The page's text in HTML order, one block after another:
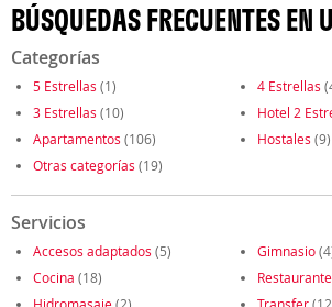
BÚSQUEDAS FRECUENTES EN
Categorías
5 Estrellas (1) 4 Estrellas
3 Estrellas (10) Hotel 2
Apartamentos (106) Hostales (9)
Otras categorías (19)
Servicios
Accesos adaptados (5) Gimnasio
Cocina (18) Restaurante